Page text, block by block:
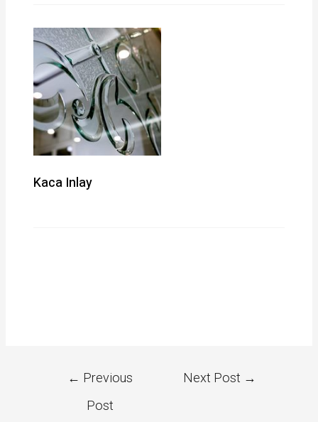
Kaca Inlay
← Previous
Post
Next Post →